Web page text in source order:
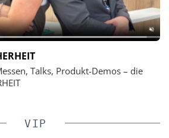
Talks, Produkt-Demos – die
VIP